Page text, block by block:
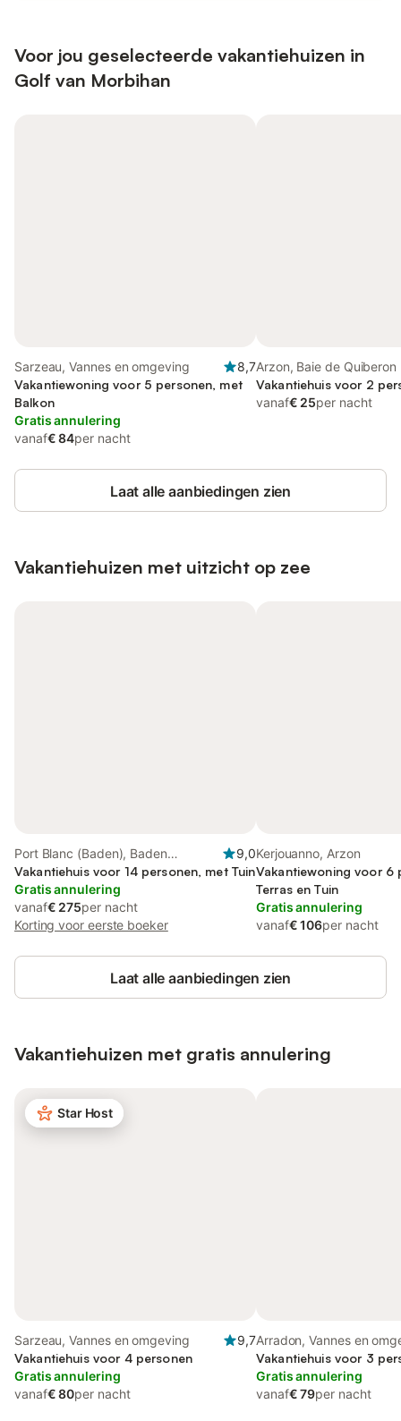
Voor jou geselecteerde vakantiehuizen in
Golf van Morbihan
Sarzeau, Vannes en omgeving
8,7
Vakantiewoning voor 5 personen, met
Balkon
Gratis annulering
vanaf€ 84per nacht
Arzon, Baie de Quiberon
Vakantiehuis voor 2
vanaf€ 25per nacht
Laat alle aanbiedingen zien
Vakantiehuizen met uitzicht op zee
Port Blanc (Baden), Baden
Bretagne
9,0
Vakantiehuis voor 14 personen, met Tuin
Gratis annulering
vanaf€ 275per nacht
Korting voor eerste boeker
Kerjouanno, Arzon
Vakantiewoning voor 6
Terras en Tuin
Gratis annulering
vanaf€ 106per nacht
Laat alle aanbiedingen zien
Vakantiehuizen met gratis annulering
Star Host
Sarzeau, Vannes en omgeving
9,7
Vakantiehuis voor 4 personen
Gratis annulering
vanaf€ 80per nacht
Arradon, Vannes en
Vakantiehuis voor 3
Gratis annulering
vanaf€ 79per nacht